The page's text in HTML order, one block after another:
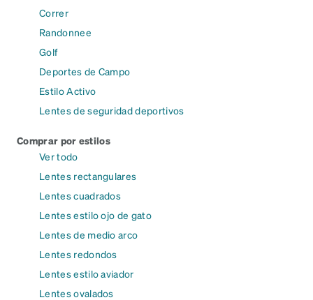
Correr
Randonnee
Golf
Deportes de Campo
Estilo Activo
Lentes de seguridad deportivos
Comprar por estilos
Ver todo
Lentes rectangulares
Lentes cuadrados
Lentes estilo ojo de gato
Lentes de medio arco
Lentes redondos
Lentes estilo aviador
Lentes ovalados